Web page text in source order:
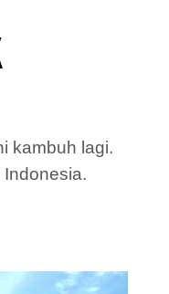
kambuh lagi.